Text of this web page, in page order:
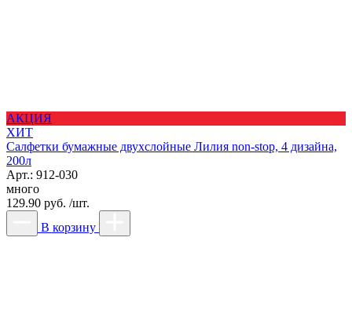
АКЦИЯ
ХИТ
Салфетки бумажные двухслойные Лилия non-stop, 4 дизайна,
200л
Арт.: 912-030
много
129.90 руб. /шт.
В корзину